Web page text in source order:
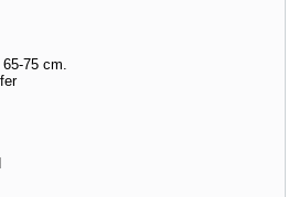
75 cm.